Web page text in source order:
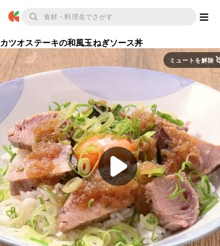
カツオステーキの和風玉ねぎソース丼
ミュートを解除